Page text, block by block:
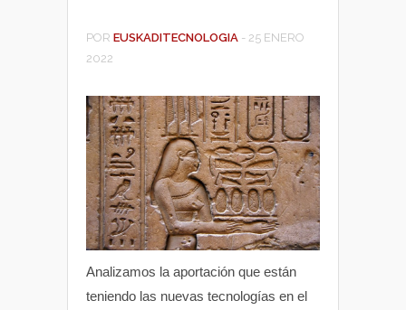
POR EUSKADITECNOLOGIA - 25 ENERO
2022
Analizamos la aportación que están
teniendo las nuevas tecnologías en el